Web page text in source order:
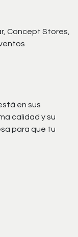
Concept Stores,
en sus
calidad y su
para que tu